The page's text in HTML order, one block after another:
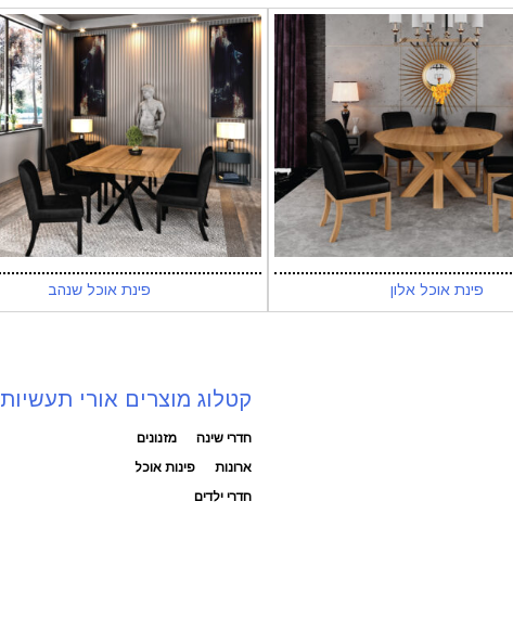
פינת אוכל שנהב פינת אוכל אלון
קטלוג מוצרים אורי תעשיות
חדרי שינה
מזנונים
ארונות
פינות אוכל
חדרי ילדים